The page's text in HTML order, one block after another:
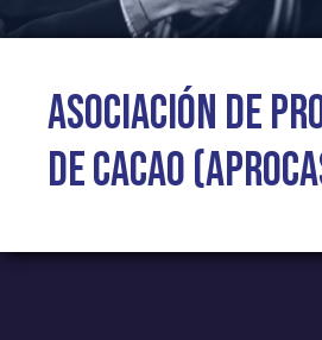
Asociación de
de Cacao